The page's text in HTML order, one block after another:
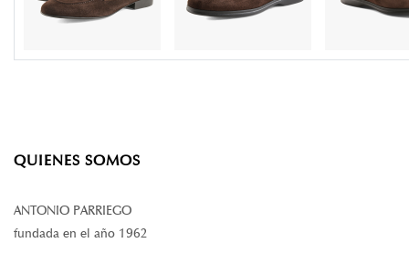
QUIENES SOMOS
ANTONIO PARRIEGO
fundada en el año 1962